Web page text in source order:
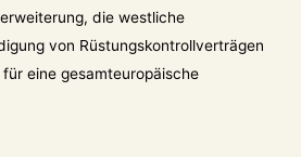
die westliche
von Rüstungskontrollverträgen
eine gesamteuropäische